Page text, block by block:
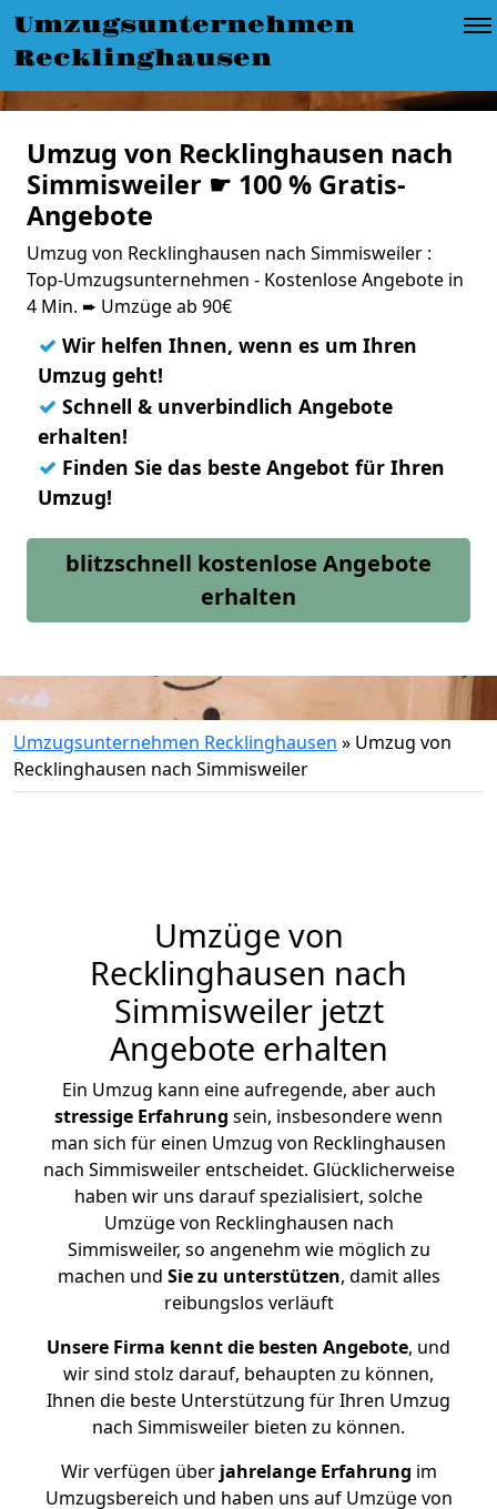
Umzugsunternehmen
Recklinghausen
Umzug von Recklinghausen nach
Simmisweiler ☛ 100 % Gratis-
Angebote
Umzug von Recklinghausen nach Simmisweiler :
Top-Umzugsunternehmen - Kostenlose Angebote in
4 Min. ➨ Umzüge ab 90€
✓ Wir helfen Ihnen, wenn es um Ihren
Umzug geht!
✓ Schnell & unverbindlich Angebote
erhalten!
✓ Finden Sie das beste Angebot für Ihren
Umzug!
blitzschnell kostenlose Angebote
erhalten
Umzugsunternehmen Recklinghausen » Umzug von
Recklinghausen nach Simmisweiler
Umzüge von
Recklinghausen nach
Simmisweiler jetzt
Angebote erhalten
Ein Umzug kann eine aufregende, aber auch
stressige Erfahrung sein, insbesondere wenn
man sich für einen Umzug von Recklinghausen
nach Simmisweiler entscheidet. Glücklicherweise
haben wir uns darauf spezialisiert, solche
Umzüge von Recklinghausen nach
Simmisweiler, so angenehm wie möglich zu
machen und Sie zu unterstützen, damit alles
reibungslos verläuft
Unsere Firma kennt die besten Angebote, und
wir sind stolz darauf, behaupten zu können,
Ihnen die beste Unterstützung für Ihren Umzug
nach Simmisweiler bieten zu können.
Wir verfügen überjahrelange Erfahrung im
Umzugsbereich und haben uns auf Umzüge von